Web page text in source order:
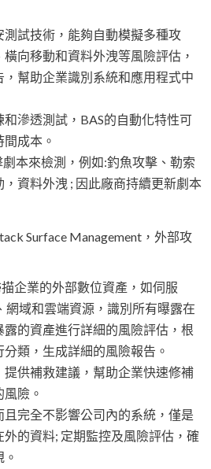
測試技術，能夠自動模擬多種攻
向移動和資料外洩等風險評估，
幫助企業識別系統和應用程式中
滲透測試，BAS的自動化特性可
成本。
本來檢測，例如:釣魚攻擊、勒索
資料外洩 ; 因此廠商持續更新劇本
Surface Management，外部攻
企業的外部數位資產，如伺服
網域和雲端資源，識別所有曝露在
的資產進行詳細的風險評估，根
類，生成詳細的風險報告。
供補救建議，幫助企業快速修補
險。
完全不影響公司內的系統，僅是
的資料; 定期監控及風險評估，確